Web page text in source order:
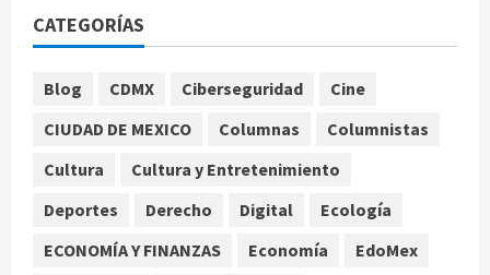
Detienen a ‘El Pony’ con fusil M4,
drogas y arsenal en carretera de
agosto 9, 2026
CATEGORÍAS
Blog CDMX Ciberseguridad
Cine
CIUDAD DE MEXICO
Columnas
Columnistas
Cultura
Cultura y Entretenimiento
Deportes
Derecho Digital
Ecología
ECONOMÍA Y FINANZAS
Economía EdoMex